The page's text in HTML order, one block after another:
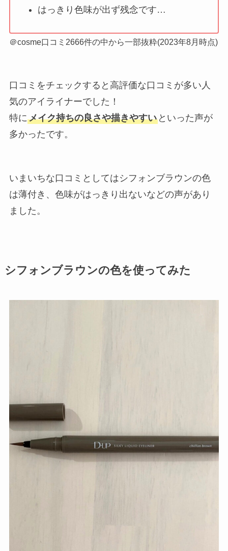
はっきり色味が出ず残念です…
＠cosme口コミ2666件の中から一部抜粋(2023年8月時点)
口コミをチェックすると高評価な口コミが多い人
気のアイライナーでした！
特にメイク持ちの良さや描きやすいといった声が
多かったです。
いまいちな口コミとしてはシフォンブラウンの色
は薄付き、色味がはっきり出ないなどの声があり
ました。
シフォンブラウンの色を使ってみた